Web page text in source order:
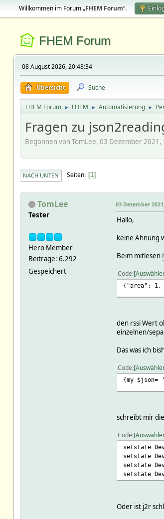
Willkommen im Forum „FHEM Forum“.
FHEM Forum
08 August 2026, 20:48:34
Übersicht Suche
FHEM Forum ► FHEM ► Automatisierung ►
Fragen zu
Begonnen von TomLee, 03 Dezember
NACH UNTEN Seiten 1
TomLee
Tester
Hero Member
Beiträge: 6.292
Gespeichert
03 Dezember
Hallo,
keine Ahnung
Beim mitlesen
Code
{"area": 1,
den rssi Wert
einzelnen/
Das was ich
Code
{my
schreibt mir
Code
setstate
setstate
setstate
setstate
Oder ist j2r